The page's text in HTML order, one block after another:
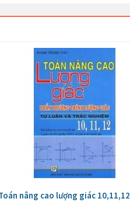
nâng cao lượng giác 10,11,12